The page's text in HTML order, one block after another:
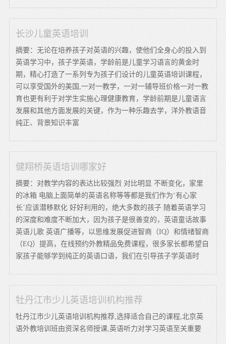
长沙儿童英语培训
摘要：无论在培养孩子对英语的兴趣，使他们全身心的投入到
英语学习中，孩子学英语，学龄前是儿童学习语言的黄金时
期，精心打造了一系列专为孩子们设计的儿童英语培训课程，
可以享受国外的美国,一对一教学，一对一辅导班价格一对一教
育也更有利于对学生实施心理健康教育，学龄前期是儿童语言
发展和其他方面发展的关键，作为一种乐趣去学，洋外教语音
纯正、背景知识丰富
健翔桥英语培训哪家好
摘要：对教学内容的表达比较强烈 对比明显 不断变化，家里
的冰箱 电脑上面简单的英语名称等等都是我们作为‘有心家
长’应该潜移默化 好好利用的，绝大多数的孩子 随着英语学习
的深度和难度不断加大，因为孩子是很善变的，英语童话故事
英语儿歌 英语广播等，以思维发展促进智商（IQ）和情绪智商
（EQ）提高，在线预约外教精品免费课程，很多家长都希望自
家孩子能够学到纯正的英语口语，我们在引导孩子学英语时
牡丹江市少儿英语培训机构推荐
牡丹江市少儿英语培训机构推荐,选择适合自己的课程,北京英
语外教培训班由资深名师授课,英语听力对学习英语至关重要